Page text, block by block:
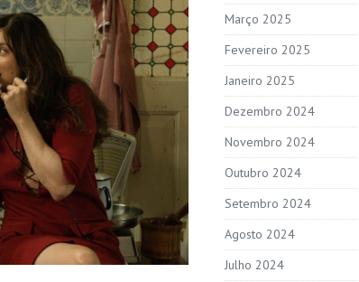
Março 2025
Fevereiro 2025
Janeiro 2025
Dezembro 2024
Novembro 2024
Outubro 2024
Setembro 2024
Agosto 2024
Julho 2024